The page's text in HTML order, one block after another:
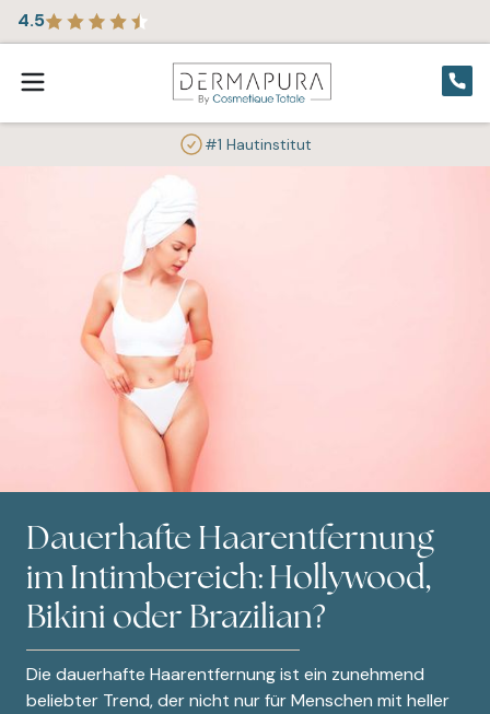
4.5
#1 Hautinstitut
Dauerhafte Haarentfernung
im Intimbereich: Hollywood,
Bikini oder Brazilian?
Die dauerhafte Haarentfernung ist ein zunehmend
beliebter Trend, der nicht nur für Menschen mit heller